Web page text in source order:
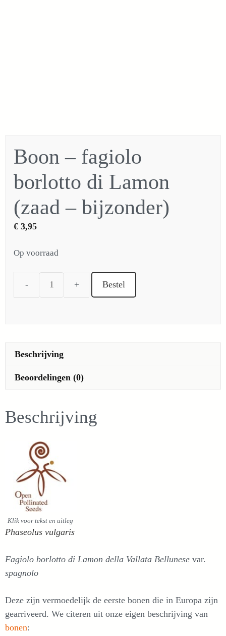
Boon – fagiolo
borlotto di Lamon
(zaad – bijzonder)
€ 3,95
Op voorraad
Boon
di
aantal
Bestel
Beschrijving
Beoordelingen (0)
Beschrijving
Klik voor tekst en uitleg
Phaseolus vulgaris
Fagiolo borlotto di Lamon della Vallata Bellunese var.
spagnolo
Deze zijn vermoedelijk de eerste bonen die in Europa zijn
gearriveerd. We citeren uit onze eigen beschrijving van
bonen: